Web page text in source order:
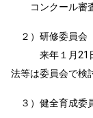
コンクール審査
２）研修委員会
来年１月21日
法等は委員会で検
３）健全育成委